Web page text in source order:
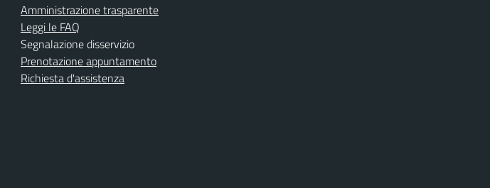
Amministrazione trasparente
Leggi le FAQ
Segnalazione disservizio
Prenotazione appuntamento
Richiesta d'assistenza